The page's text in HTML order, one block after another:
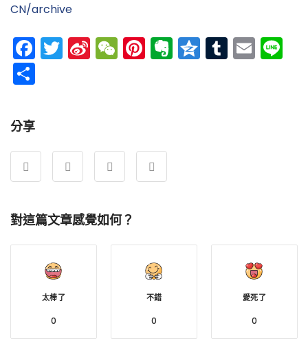
CN/archive
Facebook
Twitter
Sina
Weibo
WeChat
Pinterest
Evernote
Qzone
Tumblr
分享
對這篇文章感覺如何？
太棒了
0
不錯
0
愛死了
0